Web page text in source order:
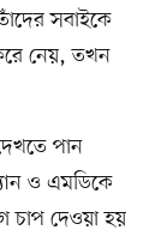
সবাইকে
নেয়, তখন
পান
ও এমডিকে
চাপ দেওয়া হয়